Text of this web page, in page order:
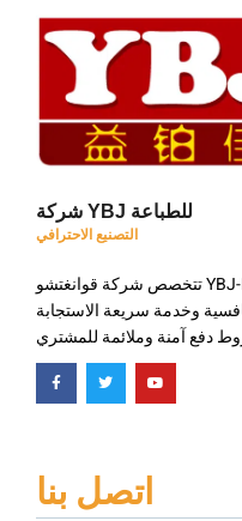
شركة YBJ للطباعة
التصنيع الاحترافي
تتخصص شركة قوانغتشو YBJ-Printing Co., Ltd في طباعة مجموعة
وخدمة سريعة الاستجابة
اتصل بنا